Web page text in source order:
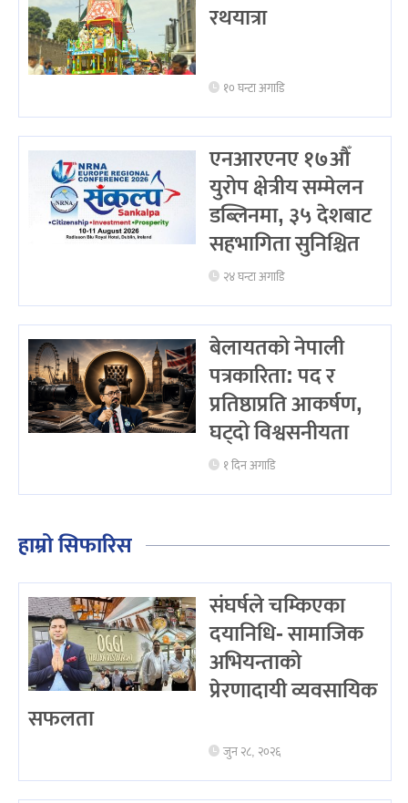
रथयात्रा
१० घन्टा अगाडि
एनआरएनए १७औँ
युरोप क्षेत्रीय सम्मेलन
डब्लिनमा, ३५ देशबाट
सहभागिता सुनिश्चित
२४ घन्टा अगाडि
बेलायतको नेपाली
पत्रकारिता: पद र
प्रतिष्ठाप्रति आकर्षण,
घट्दो विश्वसनीयता
१ दिन अगाडि
हाम्रो सिफारिस
संघर्षले चम्किएका
दयानिधि- सामाजिक
अभियन्ताको
प्रेरणादायी व्यवसायिक
सफलता
जुन २८, २०२६